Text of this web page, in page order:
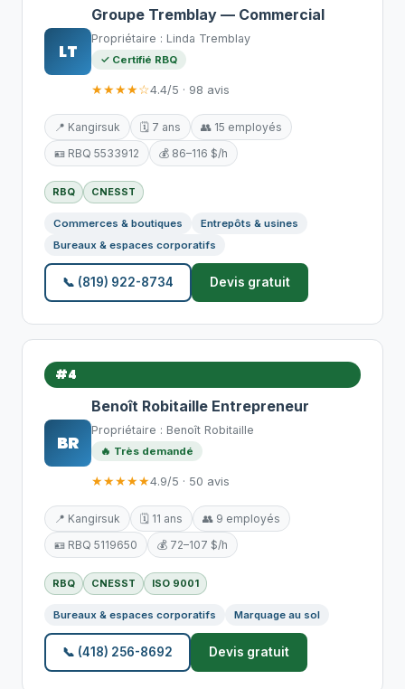
LT
Groupe Tremblay — Commercial
Propriétaire : Linda Tremblay
✓ Certifié RBQ
★★★★☆4.4/5 · 98 avis
📍 Kangirsuk 🗓️ 7 ans
👥 15 employés
🪪 RBQ 5533912
💰 86–116 $/h
RBQ CNESST
Commerces & boutiques
Entrepôts & usines
Bureaux & espaces corporatifs
📞 (819) 922-8734 Devis gratuit
#4
BR
Benoît Robitaille Entrepreneur
Propriétaire : Benoît Robitaille
🔥 Très demandé
★★★★★4.9/5 · 50 avis
📍 Kangirsuk 🗓️ 11 ans
👥 9 employés
🪪 RBQ 5119650
💰 72–107 $/h
RBQ CNESST ISO 9001
Bureaux & espaces corporatifs Marquage au sol
📞 (418) 256-8692 Devis gratuit